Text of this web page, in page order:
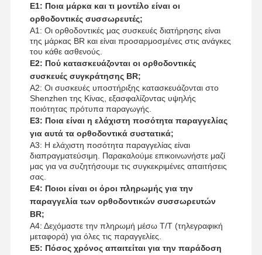
Ε1: Ποια μάρκα και τι μοντέλο είναι οι
ορθοδοντικές συσσωρευτές;
Α1: Οι ορθοδοντικές μας συσκευές διατήρησης είναι
της μάρκας BR και είναι προσαρμοσμένες στις ανάγκες
του κάθε ασθενούς.
Ε2: Πού κατασκευάζονται οι ορθοδοντικές
συσκευές συγκράτησης BR;
Α2: Οι συσκευές υποστήριξης κατασκευάζονται στο
Shenzhen της Κίνας, εξασφαλίζοντας υψηλής
ποιότητας πρότυπα παραγωγής.
Ε3: Ποια είναι η ελάχιστη ποσότητα παραγγελίας
για αυτά τα ορθοδοντικά συστατικά;
Α3: Η ελάχιστη ποσότητα παραγγελίας είναι
διαπραγματεύσιμη. Παρακαλούμε επικοινωνήστε μαζί
μας για να συζητήσουμε τις συγκεκριμένες απαιτήσεις
σας.
Ε4: Ποιοι είναι οι όροι πληρωμής για την
παραγγελία των ορθοδοντικών συσσωρευτών
BR;
Α4: Δεχόμαστε την πληρωμή μέσω T/T (τηλεγραφική
μεταφορά) για όλες τις παραγγελίες.
Ε5: Πόσος χρόνος απαιτείται για την παράδοση